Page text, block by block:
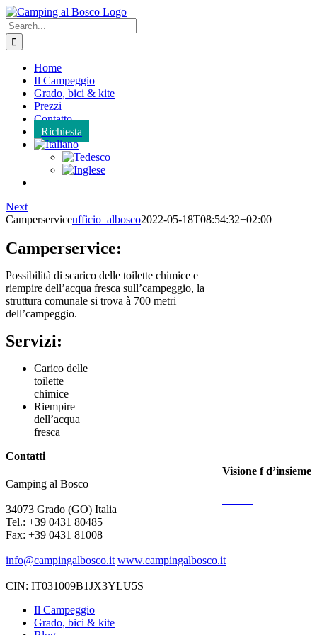
Skip
to
content
Search
for:
Home
Il Campeggio
Grado, bici & kite
Prezzi
Contatto
Richiesta
Next
Camperserviceufficio_albosco2022-05-18T08:54:32+02:00
Camperservice:
Possibilità di scarico delle toilette chimice e
riempire dell’acqua fresca sull’campeggio, la
struttura comunale si trova à 700 metri
dell’campeggio.
Servizi:
Carico delle
toilette
chimice
Riempire
dell’acqua
fresca
Visione f d’insieme
Contatti
Camping al Bosco
34073 Grado (GO) Italia
Tel.: +39 0431 80485
Fax: +39 0431 81008
info@campingalbosco.it www.campingalbosco.it
CIN: IT031009B1JX3YLU5S
Il Campeggio
Grado, bici & kite